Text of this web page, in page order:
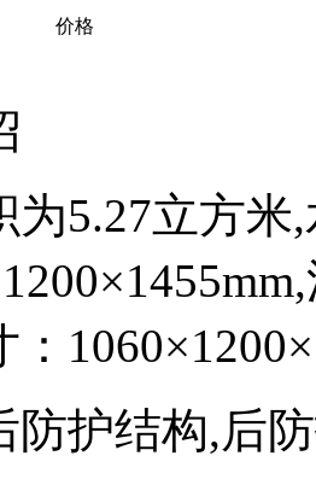
价格
为5.27立方米
防护结构,后